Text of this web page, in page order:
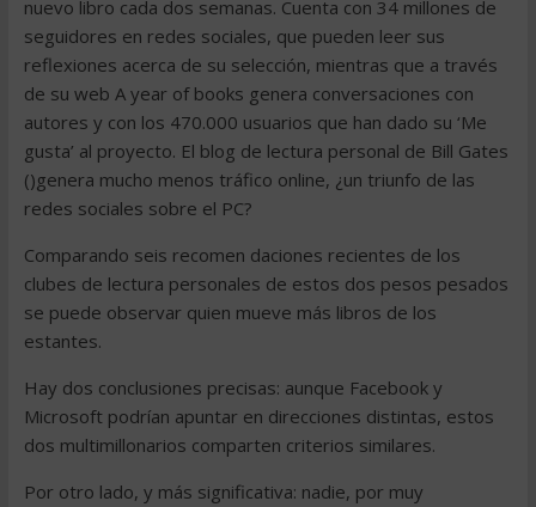
nuevo libro cada dos semanas. Cuenta con 34 millones de
seguidores en redes sociales, que pueden leer sus
reflexiones acerca de su selección, mientras que a través
de su web A year of books genera conversaciones con
autores y con los 470.000 usuarios que han dado su ‘Me
gusta’ al proyecto. El blog de lectura personal de Bill Gates
()genera mucho menos tráfico online, ¿un triunfo de las
redes sociales sobre el PC?
Comparando seis recomen daciones recientes de los
clubes de lectura personales de estos dos pesos pesados
se puede observar quien mueve más libros de los
estantes.
Hay dos conclusiones precisas: aunque Facebook y
Microsoft podrían apuntar en direcciones distintas, estos
dos multimillonarios comparten criterios similares.
Por otro lado, y más significativa: nadie, por muy